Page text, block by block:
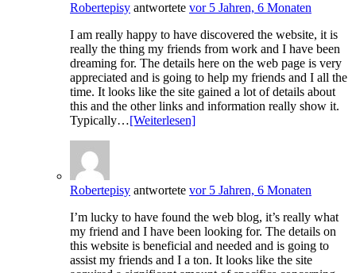
Robertepisy antwortete vor 5 Jahren, 6 Monaten
I am really happy to have discovered the website, it is
really the thing my friends from work and I have been
dreaming for. The details here on the web page is very
appreciated and is going to help my friends and I all the
time. It looks like the site gained a lot of details about
this and the other links and information really show it.
Typically…[Weiterlesen]
Robertepisy antwortete vor 5 Jahren, 6 Monaten
I’m lucky to have found the web blog, it’s really what
my friend and I have been looking for. The details on
this website is beneficial and needed and is going to
assist my friends and I a ton. It looks like the site